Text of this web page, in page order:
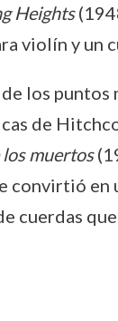
Heights
violín y un
los
de
muertos
convirtió en